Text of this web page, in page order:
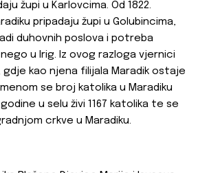
župi u Karlovcima. Od 1822.
pripadaju župi u Golubincima,
duhovnih poslova i potreba
u Irig. Iz ovog razloga vjernici
gdje kao njena filijala Maradik ostaje
se broj katolika u Maradiku
u selu živi 1167 katolika te se
crkve u Maradiku.